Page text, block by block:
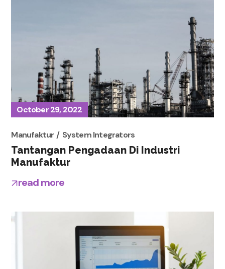
October 29, 2022
Manufaktur System Integrators
Tantangan Pengadaan Di Industri
Manufaktur
read more